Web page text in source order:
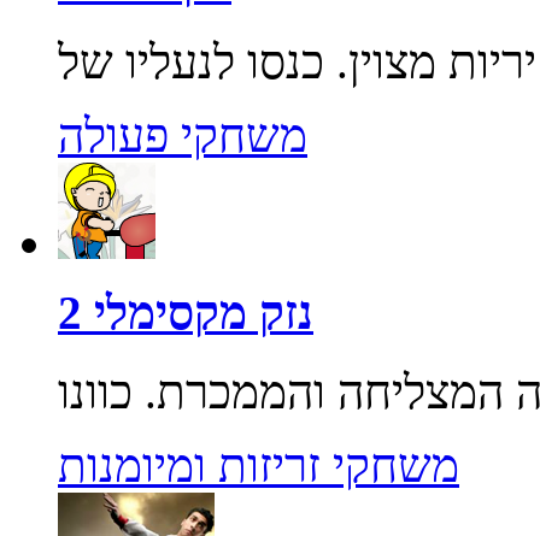
משחקי פעולה
נזק מקסימלי 2
משחקי זריזות ומיומנות